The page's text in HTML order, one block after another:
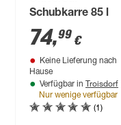
Schubkarre 85 l
74,99 €
Keine Lieferung nach
Hause
Verfügbar in Troisdorf
Nur wenige verfügbar
(1)